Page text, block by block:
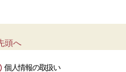
頭へ
個人情報の取扱い